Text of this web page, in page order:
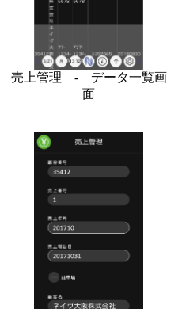
売上管理 - データ一覧画
面